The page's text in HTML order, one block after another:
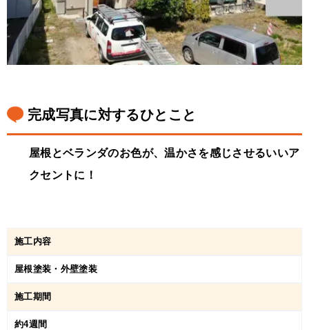
完成写真に対するひとこと
屋根とベランダのお色が、温かさを感じさせるいいア
クセントに！
施工内容
屋根塗装・外壁塗装
施工期間
約4週間